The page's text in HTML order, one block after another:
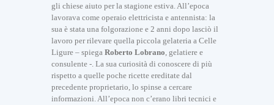
gli chiese aiuto per la stagione estiva. All’epoca
lavorava come operaio elettricista e antennista: la
sua è stata una folgorazione e 2 anni dopo lasciò il
lavoro per rilevare quella piccola gelateria a Celle
Ligure – spiega Roberto Lobrano, gelatiere e
consulente -. La sua curiosità di conoscere di più
rispetto a quelle poche ricette ereditate dal
precedente proprietario, lo spinse a cercare
informazioni. All’epoca non c’erano libri tecnici e